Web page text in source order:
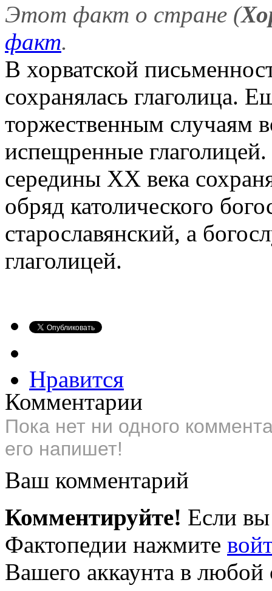
Этот факт о стране (
факт.
В хорватской
сохранялась глаголица.
торжественным случаям
испещренные
середины XX века
обряд католического
старославянский, а
глаголицей.
Нравится
Комментарии
Пока нет ни одного
его напишет!
Ваш комментарий
Комментируйте! Если вы
Фактопедии нажмите
Вашего аккаунта в любой